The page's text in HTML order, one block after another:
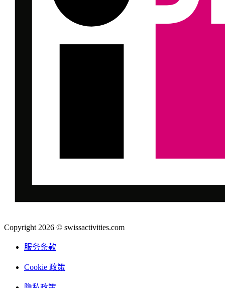
Copyright 2026 © swissactivities.com
服务条款
Cookie 政策